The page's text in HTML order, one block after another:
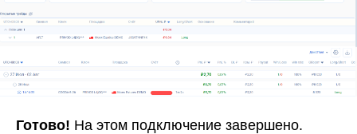
Готово! На этом подключение завершено.